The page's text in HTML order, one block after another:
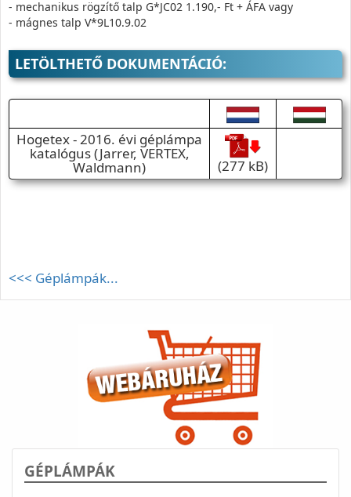
- mechanikus rögzítő talp G*JC02 1.190,- Ft + ÁFA vagy
- mágnes talp V*9L10.9.02
LETÖLTHETŐ DOKUMENTÁCIÓ:
Hogetex - 2016. évi géplámpa
katalógus (Jarrer, VERTEX,
Waldmann) (277 kB)
<<< Géplámpák...
GÉPLÁMPÁK